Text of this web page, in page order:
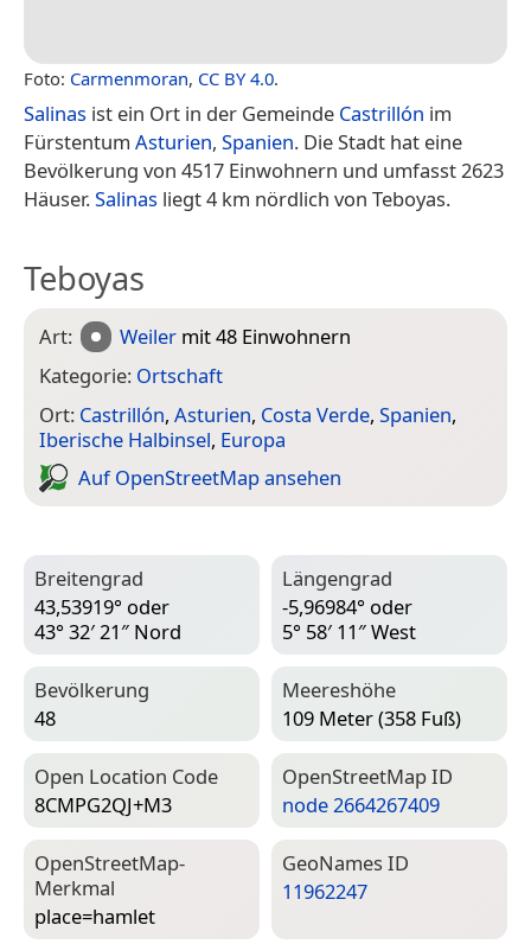
Foto: Carmenmoran, CC BY 4.0.
Salinas ist ein Ort in der Gemeinde Castrillón im
Fürstentum Asturien, Spanien. Die Stadt hat eine
Bevölkerung von 4517 Einwohnern und umfasst 2623
Häuser.Salinas liegt 4 km nördlich von Teboyas.
Teboyas
Art: Weiler mit 48 Einwohnern
Kategorie: Ortschaft
Ort: Castrillón, Asturien, Costa Verde, Spanien,
Iberische Halbinsel, Europa
Auf Open­Street­Map ansehen
Breitengrad
43,53919° oder
43° 32′ 21″ Nord
Längengrad
-5,96984° oder
5° 58′ 11″ West
Bevölkerung
48
Meereshöhe
109 Meter (358 Fuß)
Open Location Code
8CMPG2QJ+M3
Open­Street­Map ID
node 2664267409
Open­Street­Map-
Merkmal
place=­hamlet
Geo­Names ID
11962247